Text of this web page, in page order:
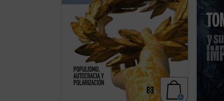
llamada «nueva política», que ha
sustituido el acuerdo por una ...
(ver ficha)
ficha)